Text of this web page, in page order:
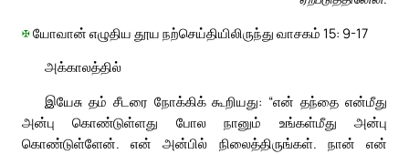
✠யோவான் எழுதிய தூய நற்செய்தியிலிருந்து வாசகம் 15: 9-17
அக்காலத்தில்
இயேசு தம் சீடரை நோக்கிக் கூறியது: “என் தந்தை என்மீது
அன்பு கொண்டுள்ளது போல நானும் உங்கள்மீது அன்பு
கொண்டுள்ளேன். என் அன்பில் நிலைத்திருங்கள். நான் என்